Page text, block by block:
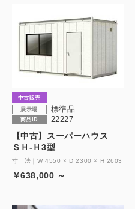
中古販売
展示場
標準品
商品ID 22227
【中古】スーパーハウス
ＳＨ-Ｈ3型
寸 法｜W 4550 × D 2300 × H 2603
￥638,000 ～